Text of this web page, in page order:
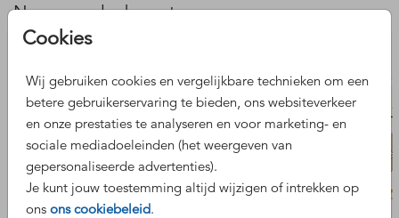
Cookies
Wij gebruiken cookies en vergelijkbare technieken om een
betere gebruikerservaring te bieden, ons websiteverkeer
en onze prestaties te analyseren en voor marketing- en
sociale mediadoeleinden (het weergeven van
gepersonaliseerde advertenties).
Je kunt jouw toestemming altijd wijzigen of intrekken op
ons ons cookiebeleid.
Nog meer leuke ontwerpen